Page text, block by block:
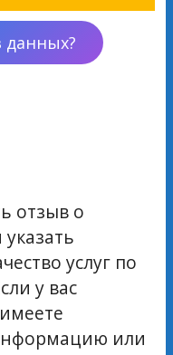
отзыв о
услуг по
у вас
или